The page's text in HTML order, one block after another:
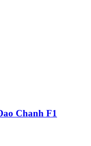
Chanh F1